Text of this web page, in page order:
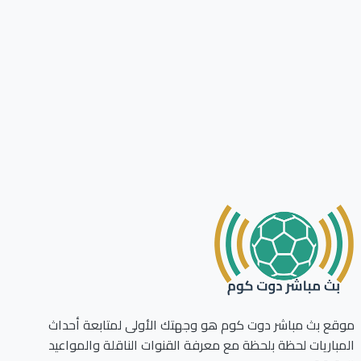
بث مباشر دوت كوم هو وجهتك الأولى لمتابعة أحداث
لحظة بلحظة مع معرفة القنوات الناقلة والمواعيد